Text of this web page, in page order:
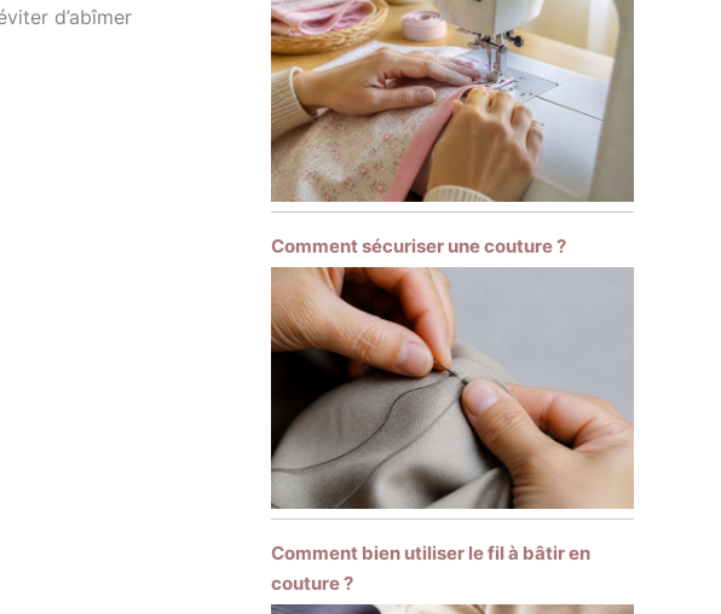
d’abîmer
Comment sécuriser une couture ?
Comment bien utiliser le fil à bâtir en
couture ?